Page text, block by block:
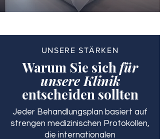
UNSERE STÄRKEN
Warum Sie sichfür
unsere Klinik
entscheiden sollten
Jeder Behandlungsplan basiert auf
strengen medizinischen Protokollen,
die internationalen